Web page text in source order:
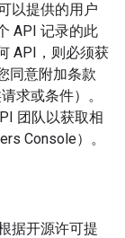
以提供的用户
API 记录的此
API，则必须获
同意附加条款
求或条件）。
团队以获取相
Console）。
据开源许可提